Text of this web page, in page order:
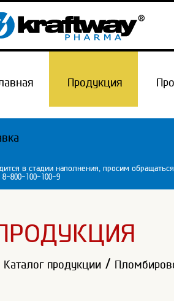
Продукция
в стадии наполнения, просим
800-100-100-9
Каталог продукции /